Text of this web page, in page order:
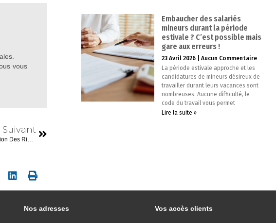
vous
Suivant
Embaucher des salariés
mineurs durant la période
estivale ? C’est possible mais
gare aux erreurs !
23 Avril 2026
Aucun Commentaire
La période estivale approche et les
candidatures de mineurs désireux de
travailler durant leurs vacances sont
nombreuses. Aucune difficulté, le
code du travail vous permet
Lire la suite »
Nos adresses Vos accès clients